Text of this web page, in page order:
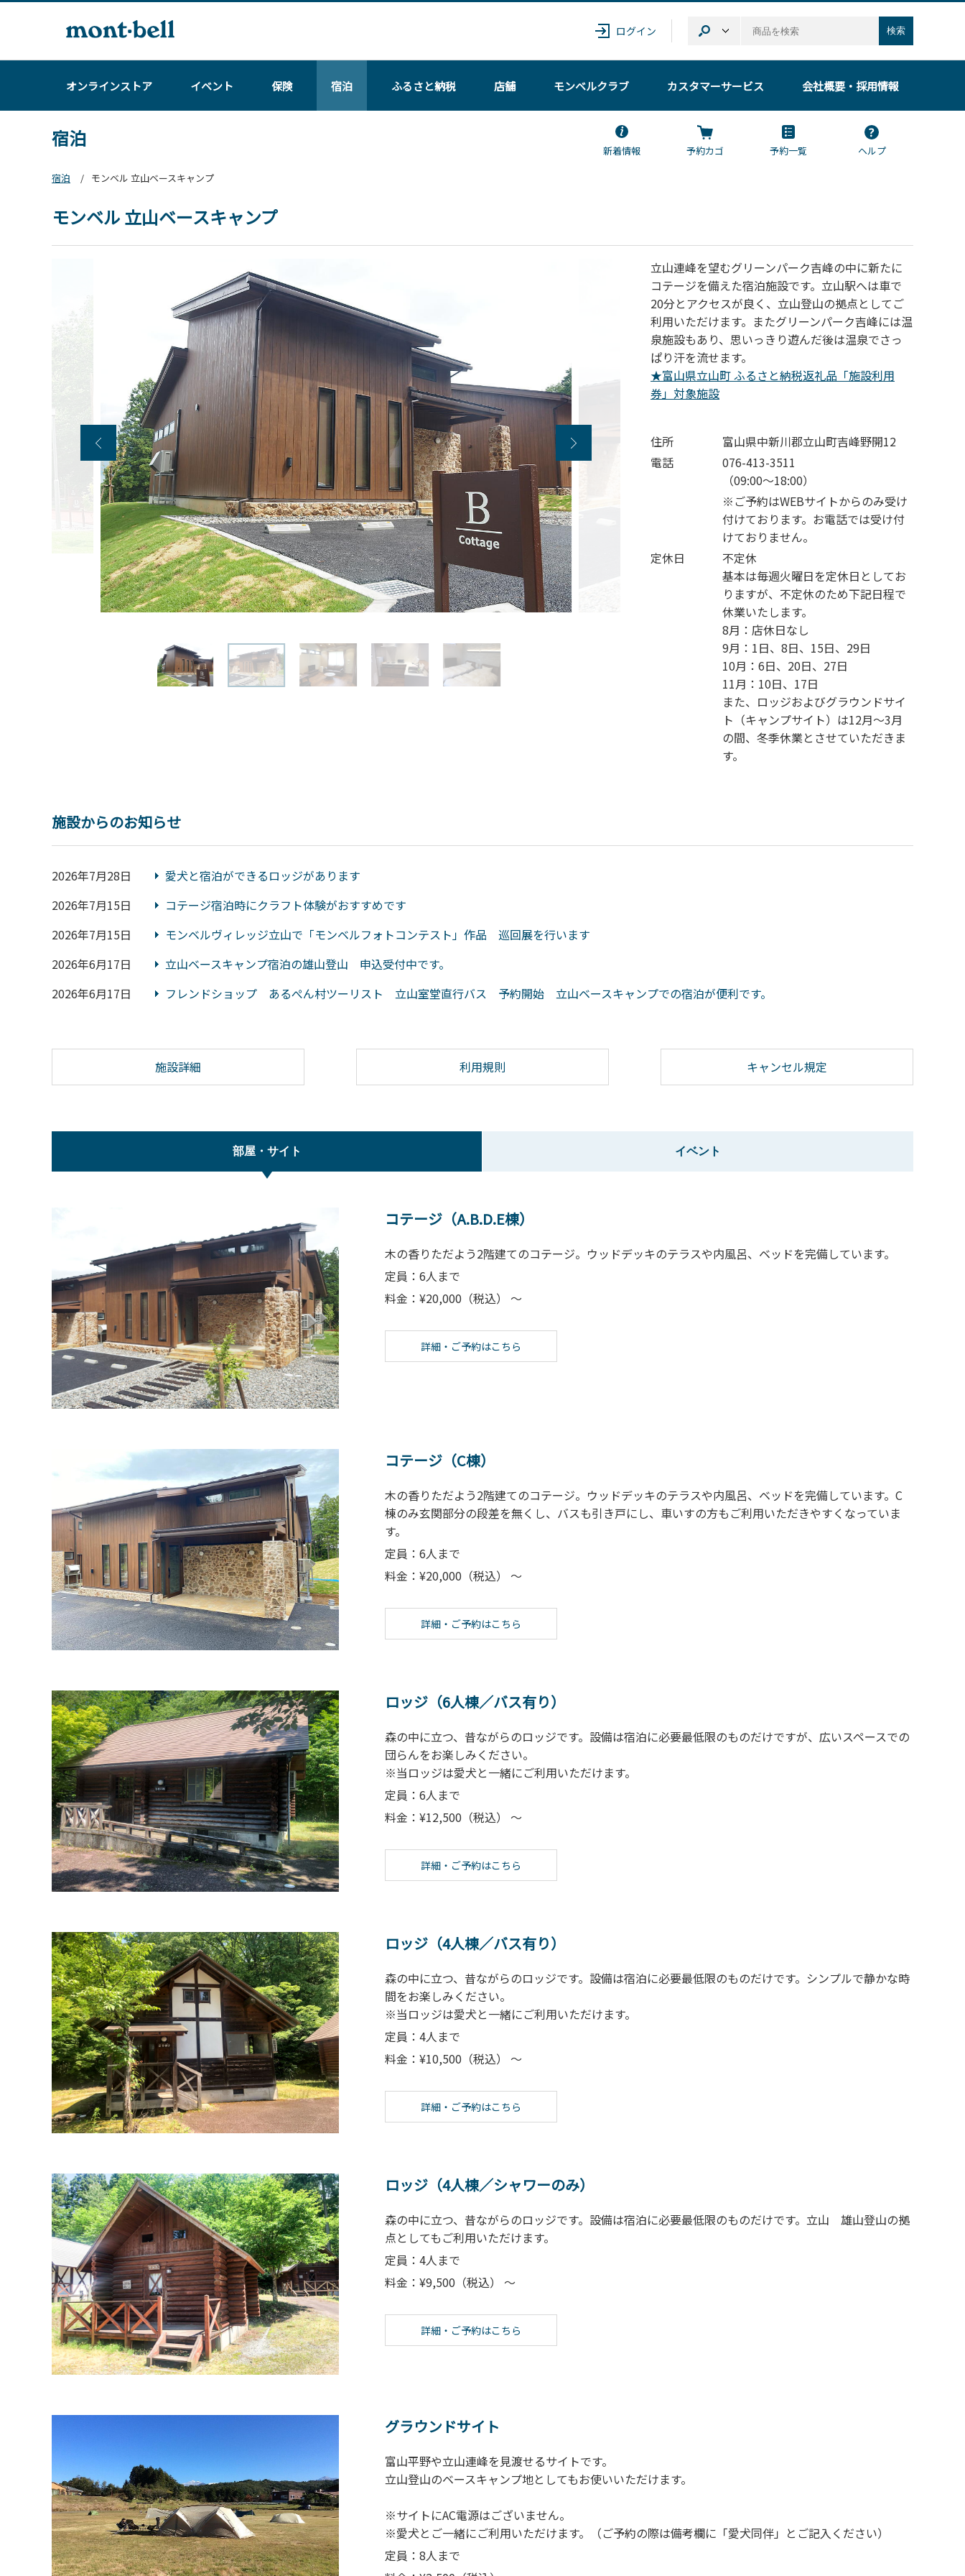
ログイン 検索
オンラインストア イベント 保険 宿泊 ふるさと納税 店舗 モンベルクラブ カスタマーサービス 会社概要・採用情報
宿泊
新着情報 予約カゴ 予約一覧
ヘルプ
宿泊
モンベル 立山ベースキャンプ
モンベル 立山ベースキャンプ
立山連峰を望むグリーンパーク吉峰の中に新たに
コテージを備えた宿泊施設です。立山駅へは車で
20分とアクセスが良く、立山登山の拠点としてご
利用いただけます。またグリーンパーク吉峰には温
泉施設もあり、思いっきり遊んだ後は温泉でさっ
ぱり汗を流せます。
★富山県立山町 ふるさと納税返礼品「施設利用
券」対象施設
住所
富山県中新川郡立山町吉峰野開12
電話
076-413-3511
（09:00～18:00）
※ご予約はWEBサイトからのみ受け
付けております。お電話では受け付
けておりません。
定休日
不定休
基本は毎週火曜日を定休日としてお
りますが、不定休のため下記日程で
休業いたします。
8月：店休日なし
9月：1日、8日、15日、29日
10月：6日、20日、27日
11月：10日、17日
また、ロッジおよびグラウンドサイ
ト（キャンプサイト）は12月〜3月
の間、冬季休業とさせていただきま
す。
施設からのお知らせ
2026年7月28日
愛犬と宿泊ができるロッジがあります
2026年7月15日
コテージ宿泊時にクラフト体験がおすすめです
2026年7月15日
モンベルヴィレッジ立山で「モンベルフォトコンテスト」作品 巡回展を行います
2026年6月17日
立山ベースキャンプ宿泊の雄山登山 申込受付中です。
2026年6月17日
フレンドショップ あるぺん村ツーリスト 立山室堂直行バス 予約開始 立山ベースキャンプでの宿泊が便利です。
施設詳細 利用規則 キャンセル規定
部屋・サイト イベント
コテージ（A.B.D.E棟）
木の香りただよう2階建てのコテージ。ウッドデッキのテラスや内風呂、ベッドを完備しています。
定員：6人まで
料金：¥20,000（税込） ～
詳細・ご予約はこちら
コテージ（C棟）
木の香りただよう2階建てのコテージ。ウッドデッキのテラスや内風呂、ベッドを完備しています。C
棟のみ玄関部分の段差を無くし、バスも引き戸にし、車いすの方もご利用いただきやすくなっていま
す。
定員：6人まで
料金：¥20,000（税込） ～
詳細・ご予約はこちら
ロッジ（6人棟／バス有り）
森の中に立つ、昔ながらのロッジです。設備は宿泊に必要最低限のものだけですが、広いスペースでの
団らんをお楽しみください。
※当ロッジは愛犬と一緒にご利用いただけます。
定員：6人まで
料金：¥12,500（税込） ～
詳細・ご予約はこちら
ロッジ（4人棟／バス有り）
森の中に立つ、昔ながらのロッジです。設備は宿泊に必要最低限のものだけです。シンプルで静かな時
間をお楽しみください。
※当ロッジは愛犬と一緒にご利用いただけます。
定員：4人まで
料金：¥10,500（税込） ～
詳細・ご予約はこちら
ロッジ（4人棟／シャワーのみ）
森の中に立つ、昔ながらのロッジです。設備は宿泊に必要最低限のものだけです。立山 雄山登山の拠
点としてもご利用いただけます。
定員：4人まで
料金：¥9,500（税込） ～
詳細・ご予約はこちら
グラウンドサイト
富山平野や立山連峰を見渡せるサイトです。
立山登山のベースキャンプ地としてもお使いいただけます。
※サイトにAC電源はございません。
※愛犬とご一緒にご利用いただけます。（ご予約の際は備考欄に「愛犬同伴」とご記入ください）
定員：8人まで